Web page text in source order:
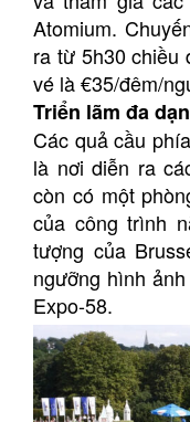
Atomium.
ra từ 5h30 chiều
vé là €35/đêm/
Triển lãm đa
Các quả cầu
là nơi diễn ra
còn có một
của công trình
tượng của
ngưỡng hình
Expo-58.